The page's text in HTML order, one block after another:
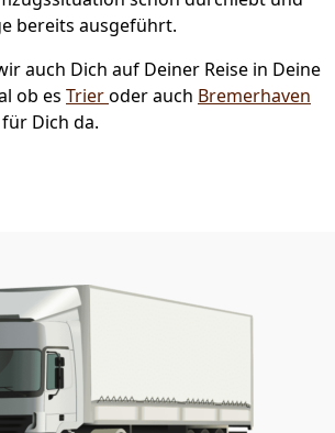
bereits ausgeführt.
auch Dich auf Deiner Reise in Deine
ob es Trieroder auch Bremer­haven
Dich da.